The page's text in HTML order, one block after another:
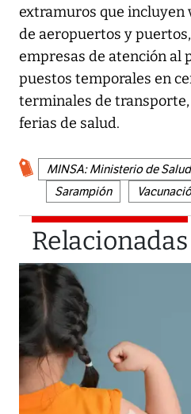
extramuros que incluyen
de aeropuertos y
empresas de atención al
puestos temporales en
terminales de
ferias de salud.
MINSA: Ministerio de Salud
Sarampión
Relacionadas